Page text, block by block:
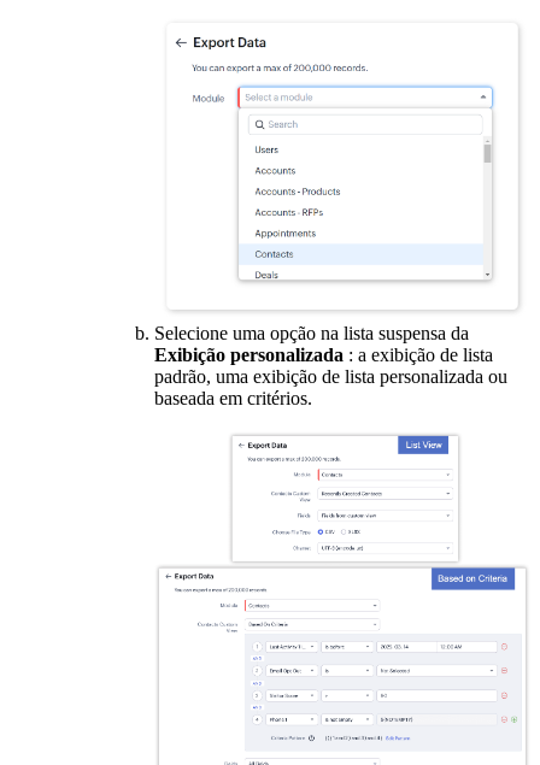
Selecione uma opção na lista suspensa da
Exibição personalizada : a exibição de lista
padrão, uma exibição de lista personalizada ou
baseada em critérios.